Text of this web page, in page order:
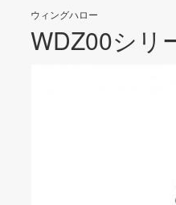
ウィングハロー
WDZ00シリ